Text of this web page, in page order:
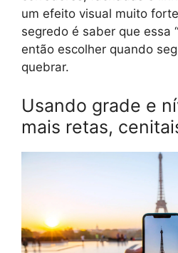
um efeito visual muito
segredo é saber que essa
então escolher quando
quebrar.
Usando grade e
mais retas,